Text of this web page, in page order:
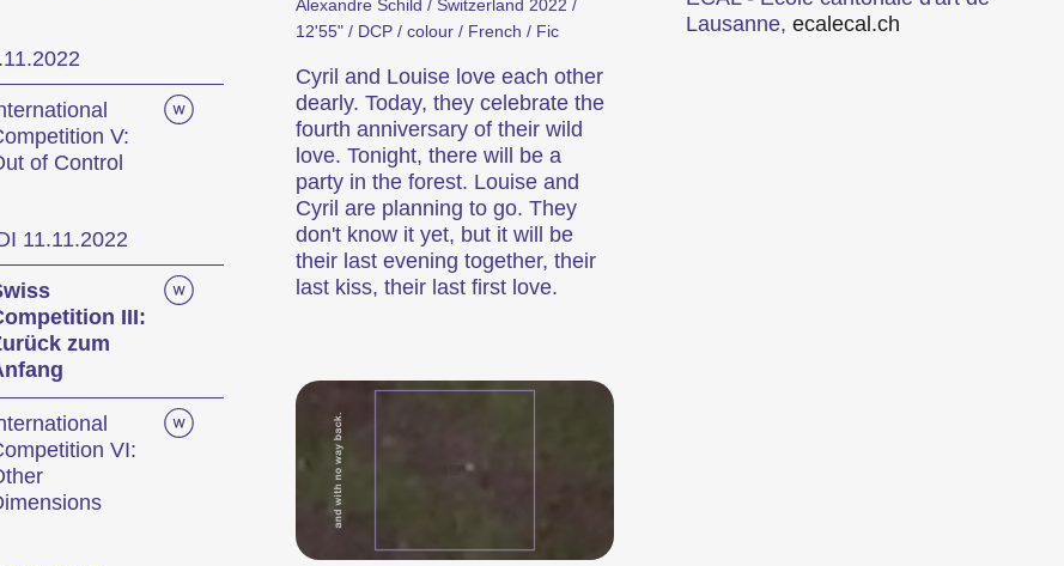
V:
of Control
11.11.2022
III:
zum
VI:
Alexandre Schild / Switzerland 2022 /
12'55" / DCP / colour / French / Fic
Cyril and Louise love each other
dearly. Today, they celebrate the
fourth anniversary of their wild
love. Tonight, there will be a
party in the forest. Louise and
Cyril are planning to go. They
don't know it yet, but it will be
their last evening together, their
last kiss, their last first love.
Lausanne, ecal ecal.ch
Kurzfilmtage Winterthur représentent le plus important festival de courts
en Suisse. Chaque mois de novembre, Winterthour se transforme en métropole du
pendant six jours.
de la 29e édition des Internationale Kurzfilmtage Winterthur (archive)
Hors Concours
Des courts métrages actuels zurichois, suisses et internationaux diffusés en dehors de nos compétitions.